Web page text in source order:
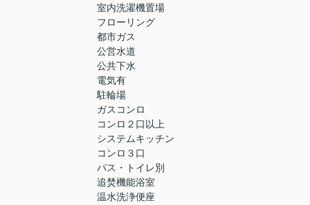
室内洗濯機置場
フローリング
都市ガス
公営水道
公共下水
電気有
駐輪場
ガスコンロ
コンロ２口以上
システムキッチン
コンロ３口
バス・トイレ別
追焚機能浴室
温水洗浄便座